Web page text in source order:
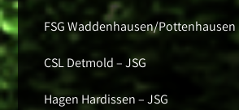
FSG Waddenhausen/
CSL Detmold – JSG
Hagen Hardissen –